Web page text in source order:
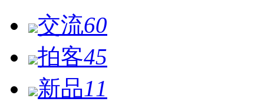
交流60
拍客45
新品11